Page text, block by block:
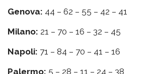
Genova: 44 – 62 – 55 – 42 – 41
Milano: 21 – 70 – 16 – 32 – 45
Napoli: 71 – 84 – 70 – 41 – 16
Palermo: 5 – 28 – 11 – 24 – 38